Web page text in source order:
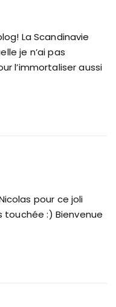
La Scandinavie
je n’ai pas
l’immortaliser aussi
pour ce joli
touchée :) Bienvenue